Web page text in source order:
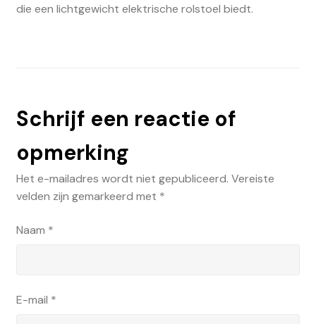
die een lichtgewicht elektrische rolstoel biedt.
Schrijf een reactie of
opmerking
Het e-mailadres wordt niet gepubliceerd. Vereiste
velden zijn gemarkeerd met *
Naam *
E-mail *